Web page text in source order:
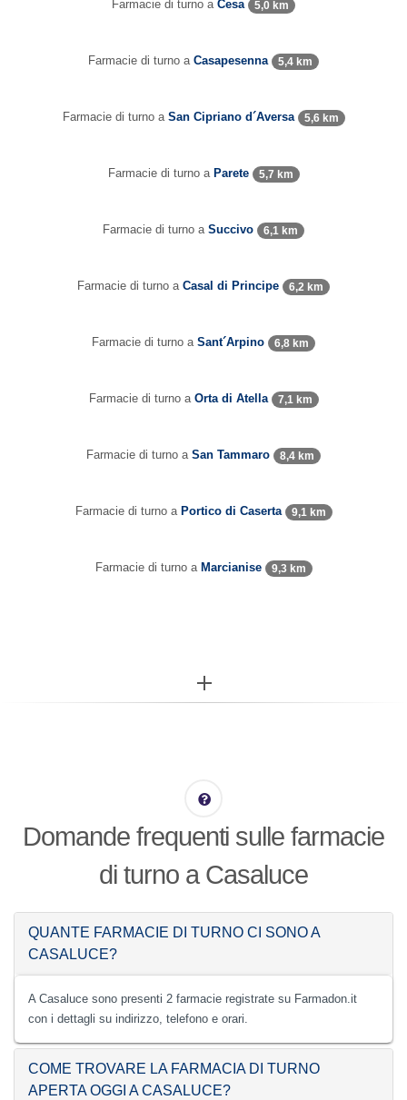
Farmacie di turno a Cesa 5,0 km
Farmacie di turno a Casapesenna 5,4 km
Farmacie di turno a San Cipriano d´Aversa 5,6 km
Farmacie di turno a Parete 5,7 km
Farmacie di turno a Succivo 6,1 km
Farmacie di turno a Casal di Principe 6,2 km
Farmacie di turno a Sant´Arpino 6,8 km
Farmacie di turno a Orta di Atella 7,1 km
Farmacie di turno a San Tammaro 8,4 km
Farmacie di turno a Portico di Caserta 9,1 km
Farmacie di turno a Marcianise 9,3 km
Domande frequenti sulle farmacie
di turno a Casaluce
QUANTE FARMACIE DI TURNO CI SONO A
CASALUCE?
A Casaluce sono presenti 2 farmacie registrate su Farmadon.it
con i dettagli su indirizzo, telefono e orari.
COME TROVARE LA FARMACIA DI TURNO
APERTA OGGI A CASALUCE?